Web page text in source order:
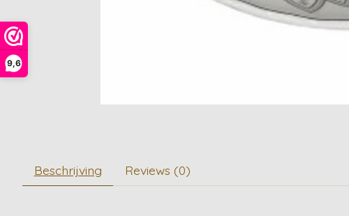
9,6
Beschrijving Reviews (0)